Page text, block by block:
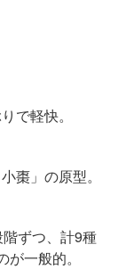
で軽快。
棗」の原型。
ずつ、計9種
一般的。